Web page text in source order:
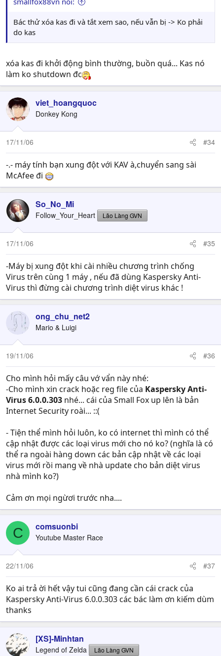
Bác thử xóa kas đi và tắt xem sao, nếu vẫn bị -> Ko phải
do kas
xóa kas đi khởi động bình thường, buồn quá... Kas nó
làm ko shutdown đc
viet_hoangquoc
Donkey Kong
17/11/06 #34
-.- máy tính bạn xung đột với KAV à,chuyển sang sài
McAfee đi
So_No_Mi
Follow_Your_Heart Lão Làng GVN
17/11/06 #35
-Máy bị xung đột khi cài nhiều chương trình chống
Virus trên cùng 1 máy , nếu đã dùng Kaspersky Anti-
Virus thì đừng cài chương trình diệt virus khác !
ong_chu_net2
Mario & Luigi
19/11/06 #36
Cho mình hỏi mấy câu vớ vẩn này nhé:
-Cho mình xin crack hoặc reg file của Kaspersky Anti-
Virus 6.0.0.303 nhé... cái của Small Fox up lên là bản
Internet Security roài... ::(
- Tiện thể mình hỏi luôn, ko có internet thì mình có thể
cập nhật được các loại virus mới cho nó ko? (nghĩa là có
thể ra ngoài hàng down các bản cập nhật về các loại
virus mới rồi mang về nhà update cho bản diệt virus
nhà mình ko?)
Cảm ơn mọi ngừơi trước nha....
C comsuonbi
Youtube Master Race
22/11/06 #37
Ko ai trả ời hết vậy tui cũng đang cần cái crack của
Kaspersky Anti-Virus 6.0.0.303 các bác làm ơn kiếm dùm
thanks
[XS]-Minhtan
Legend of Zelda Lão Làng GVN